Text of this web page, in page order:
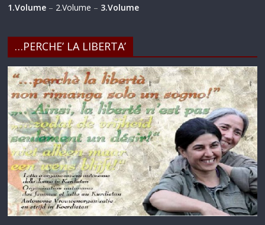
1.Volume – 2.Volume – 3.Volume
…PERCHE’ LA LIBERTA’